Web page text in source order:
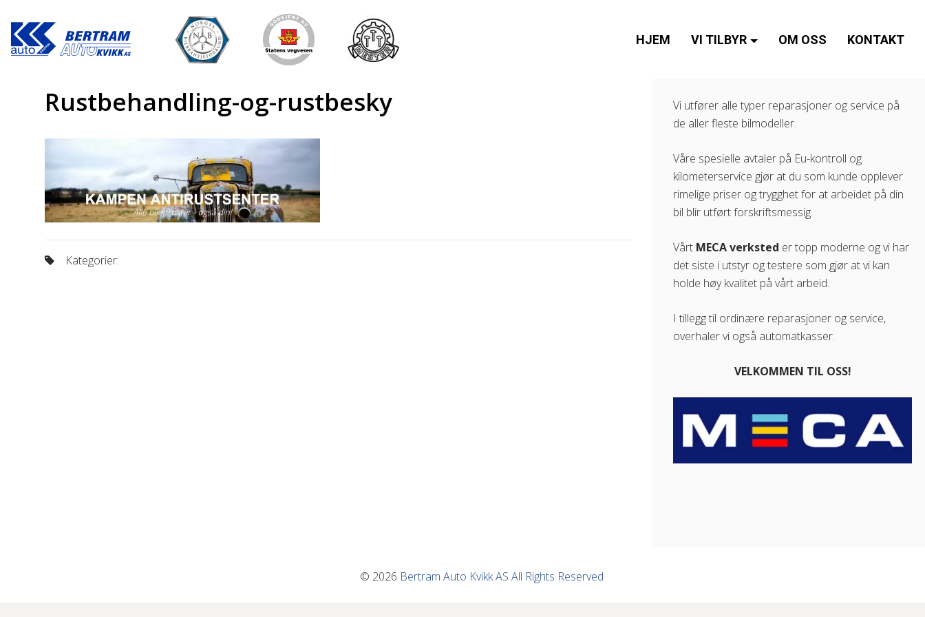
HJEM VI TILBYR OM OSS KONTAKT
Rustbehandling-og-rustbesky
Kategorier:
Vi utfører alle typer reparasjoner og service på
de aller fleste bilmodeller.
Våre spesielle avtaler på Eu-kontroll og
kilometerservice gjør at du som kunde opplever
rimelige priser og trygghet for at arbeidet på din
bil blir utført forskriftsmessig.
Vårt MECA verksted er topp moderne og vi har
det siste i utstyr og testere som gjør at vi kan
holde høy kvalitet på vårt arbeid.
I tillegg til ordinære reparasjoner og service,
overhaler vi også automatkasser.
VELKOMMEN TIL OSS!
© 2026 Bertram Auto Kvikk AS All Rights Reserved